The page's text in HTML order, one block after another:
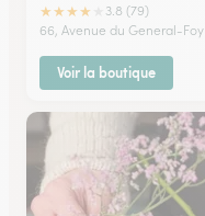
★★★★
3.8 (79)
66, Avenue du General-Foy
Voir la boutique